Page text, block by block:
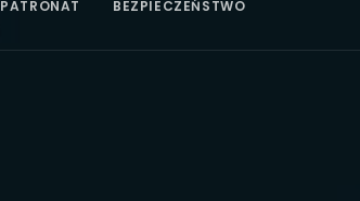
PATRONAT BEZPIECZEŃSTWO